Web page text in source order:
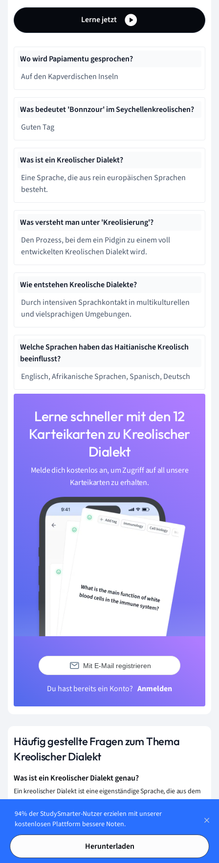
Lerne jetzt
Wo wird Papiamentu gesprochen?
Auf den Kapverdischen Inseln
Was bedeutet 'Bonnzour' im Seychellenkreolischen?
Guten Tag
Was ist ein Kreolischer Dialekt?
Eine Sprache, die aus rein europäischen Sprachen
besteht.
Was versteht man unter 'Kreolisierung'?
Den Prozess, bei dem ein Pidgin zu einem voll
entwickelten Kreolischen Dialekt wird.
Wie entstehen Kreolische Dialekte?
Durch intensiven Sprachkontakt in multikulturellen
und vielsprachigen Umgebungen.
Welche Sprachen haben das Haitianische Kreolisch
beeinflusst?
Englisch, Afrikanische Sprachen, Spanisch, Deutsch
Lerne schneller mit den 12
Karteikarten zu Kreolischer
Dialekt
Melde dich kostenlos an, um Zugriff auf all unsere
Karteikarten zu erhalten.
Mit E-Mail registrieren
Du hast bereits ein Konto? Anmelden
Häufig gestellte Fragen zum Thema
Kreolischer Dialekt
Was ist ein Kreolischer Dialekt genau?
Ein kreolischer Dialekt ist eine eigenständige Sprache, die aus dem
entwickelt sich ein Kreol aus einer Pidgin-Sprache, die sich
weiterentwickelt und von einer Gemeinschaft als Muttersprache
angenommen wird. Kreolsprachen haben eigene grammatische
Strukturen und Vokabular.
94% der StudySmarter-Nutzer erzielen mit unserer
kostenlosen Plattform bessere Noten.
Herunterladen